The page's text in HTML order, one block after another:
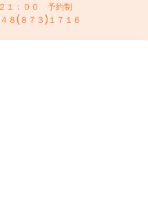
１：００ 予約制
８(８７３)１７１６